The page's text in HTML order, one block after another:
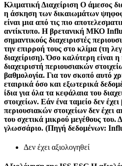
Κλιματική Διαχείριση Ο άμεσος
η άσκηση των δικαιωμάτων
είναι μια από τις πιο
αντίκτυπο. Η βρετανική ΜΚΟ
σημαντικούς διαχειριστές
την επιρροή τους στο κλίμα (τη
διαχείριση). Όσο καλύτερη είναι η
διαχειριστή περιουσιακών
βαθμολογία. Για τον σκοπό αυτό
εταιρικά όσο και εξωτερικά
ίδια για όλα τα κεφάλαια του
στοιχείων. Εάν ένα ταμείο δεν
περιουσιακών στοιχείων δεν έχει
του σχετικά μικρού μεγέθους του.
γλωσσάριο. (Πηγή δεδομένων:
Δεν έχει αξιολογηθεί